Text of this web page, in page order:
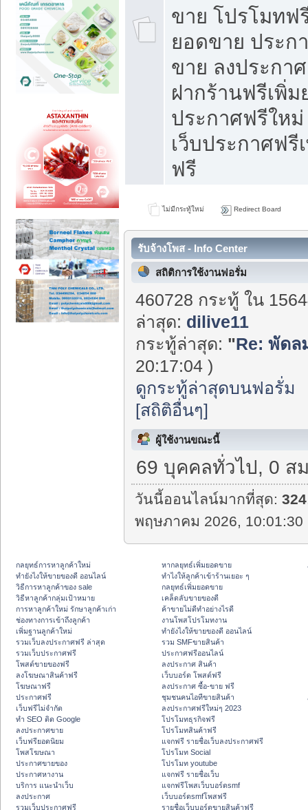
ขาย โปรโมทฟ
ยอดขาย ประก
ขาย ลงประกา
ฝากร้านฟรีเพิ่ม
ประกาศฟรีให
เว็บประกาศฟรี
ฟรี
ไม่มีกระทู้ใหม่ Redirect Board
รับจ้างโพส - Info Center
สถิติการใช้งานฟอรั่ม
460728 กระทู้ ใน
ล่าสุด: dilive11
กระทู้ล่าสุด: "Re: พัดล
20:17:04 )
ดูกระทู้ล่าสุดบนฟอรั่ม
[สถิติอื่นๆ]
ผู้ใช้งานขณะนี้
69 บุคคลทั่วไป, 0 ส
วันนี้ออนไลน์มากที่สุด:324
พฤษภาคม 2026, 10:01:30
กลยุทธ์การหาลูกค้าใหม่
ทํายังไงให้ขายของดี ออนไลน์
วิธีการหาลูกค้าของ sale
วิธีหาลูกค้ากลุ่มเป้าหมาย
การหาลูกค้าใหม่ รักษาลูกค้าเก่า
ช่องทางการเข้าถึงลูกค้า
เพิ่มฐานลูกค้าใหม่
รวมเว็บลงประกาศฟรี ล่าสุด
รวมเว็บประกาศฟรี
โพสต์ขายของฟรี
ลงโฆษณาสินค้าฟรี
โฆษณาฟรี
ประกาศฟรี
เว็บฟรีไม่จำกัด
ทำ SEO ติด Google
ลงประกาศขาย
เว็บฟรียอดนิยม
โพสโฆษณา
ประกาศขายของ
ประกาศหางาน
บริการ แนะนำเว็บ
ลงประกาศ
รวมเว็บประกาศฟรี
หากลยุทธ์เพิ่มยอดขาย
ทําไงให้ลูกค้าเข้าร้านเยอะ ๆ
กลยุทธ์เพิ่มยอดขาย
เคล็ดลับขายของดี
ค้าขายไม่ดีทำอย่างไรดี
งานโพสโปรโมทงาน
ทํายังไงให้ขายของดี ออนไลน์
รวม SMFขายสินค้า
ประกาศฟรีออนไลน์
ลงประกาศ สินค้า
เว็บบอร์ด โพสต์ฟรี
ลงประกาศ ซื้อ-ขาย ฟรี
ชุมชนคนไอทีขายสินค้า
ลงประกาศฟรีใหม่ๆ 2023
โปรโมทธุรกิจฟรี
โปรโมทสินค้าฟรี
แจกฟรี รายชื่อเว็บลงประกาศฟรี
โปรโมท Social
โปรโมท youtube
แจกฟรี รายชื่อเว็บ
แจกฟรีโพสเว็บบอร์ดsmf
เว็บบอร์ดsmfโพสฟรี
รายชื่อเว็บบอร์ดขายสินค้าฟรี